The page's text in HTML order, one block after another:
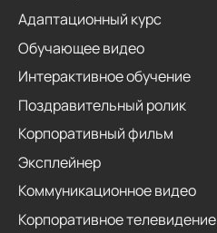
Адаптационный курс
Обучающее видео
Интерактивное обучение
Поздравительный ролик
Корпоративный фильм
Эксплейнер
Коммуникационное видео
Корпоративное телевидение